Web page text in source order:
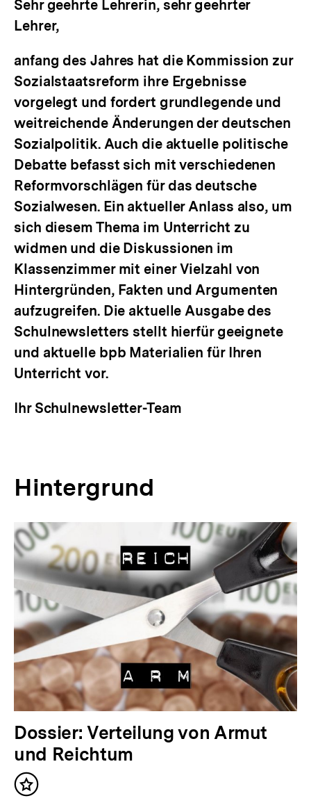
Sehr geehrte Lehrerin, sehr geehrter
Lehrer,
anfang des Jahres hat die Kommission zur
Sozialstaatsreform ihre Ergebnisse
vorgelegt und fordert grundlegende und
weitreichende Änderungen der deutschen
Sozialpolitik. Auch die aktuelle politische
Debatte befasst sich mit verschiedenen
Reformvorschlägen für das deutsche
Sozialwesen. Ein aktueller Anlass also, um
sich diesem Thema im Unterricht zu
widmen und die Diskussionen im
Klassenzimmer mit einer Vielzahl von
Hintergründen, Fakten und Argumenten
aufzugreifen. Die aktuelle Ausgabe des
Schulnewsletters stellt hierfür geeignete
und aktuelle bpb Materialien für Ihren
Unterricht vor.
Ihr Schulnewsletter-Team
Hintergrund
Dossier: Verteilung von Armut
und Reichtum
Inhalt